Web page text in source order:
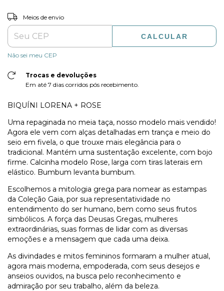
Entregas para o CEP:
Meios de envio
CALCULAR
Não sei meu CEP
Trocas e devoluções
Em até 7 dias corridos pós recebimento.
BIQUÍNI LORENA + ROSE
Uma repaginada no meia taça, nosso modelo mais vendido!
Agora ele vem com alças detalhadas em trança e meio do
seio em fivela, o que trouxe mais elegância para o
tradicional. Mantém uma sustentação excelente, com bojo
firme. Calcinha modelo Rose, larga com tiras laterais em
elástico. Bumbum levanta bumbum.
Escolhemos a mitologia grega para nomear as estampas
da Coleção Gaia, por sua representatividade no
entendimento do ser humano, bem como seus frutos
simbólicos. A força das Deusas Gregas, mulheres
extraordinárias, suas formas de lidar com as diversas
emoções e a mensagem que cada uma deixa.
As divindades e mitos femininos formaram a mulher atual,
agora mais moderna, empoderada, com seus desejos e
anseios ouvidos, na busca pelo reconhecimento e
admiração por seu trabalho, além da beleza.